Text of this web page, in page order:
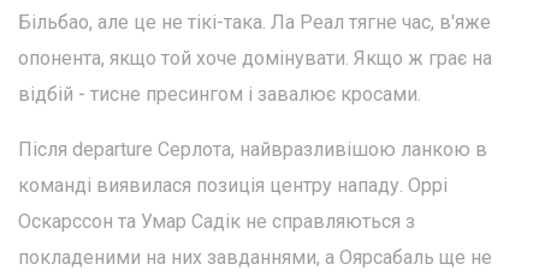
Більбао, але це не тікі-така. Ла Реал тягне час, в'яже
опонента, якщо той хоче домінувати. Якщо ж грає на
відбій - тисне пресингом і завалює кросами.
Після departure Серлота, найвразливішою ланкою в
команді виявилася позиція центру нападу. Оррі
Оскарссон та Умар Садік не справляються з
покладеними на них завданнями, а Оярсабаль ще не